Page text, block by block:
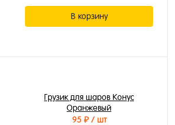
В корзину
Грузик для шаров Конус
Оранжевый
95 ₽/ шт